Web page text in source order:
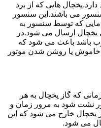
هایی که از برد
می باشند.این سنسور
که توسط سنسور به
یخچال ارسال می شود.در
باشد باعث می شود که
خاموش یا روشن شدن موتور
که گاز یخچال به هر
نشت شود به مرور زمان و
یخچال خارج می شود که این
می شود.